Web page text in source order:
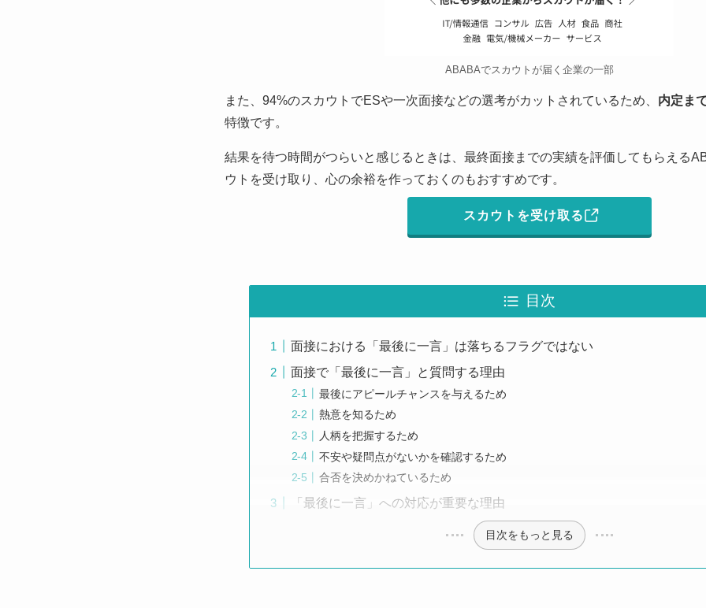
ABABAでスカウトが届く企業の一部
また、94%のスカウトでESや一次面接などの選考がカットされているため、 内定ま
特徴です。
結果を待つ時間がつらいと感じるときは、最終面接までの実績を評価してもらえる
ウトを受け取り、心の余裕を作っておくのもおすすめです。
スカウトを受け取る
目次
面接における「最後に一言」は落ちるフラグではない
面接で「最後に一言」と質問する理由
最後にアピールチャンスを与えるため
熱意を知るため
人柄を把握するため
不安や疑問点がないかを確認するため
合否を決めかねているため
「最後に一言」への対応が重要な理由
目次をもっと見る